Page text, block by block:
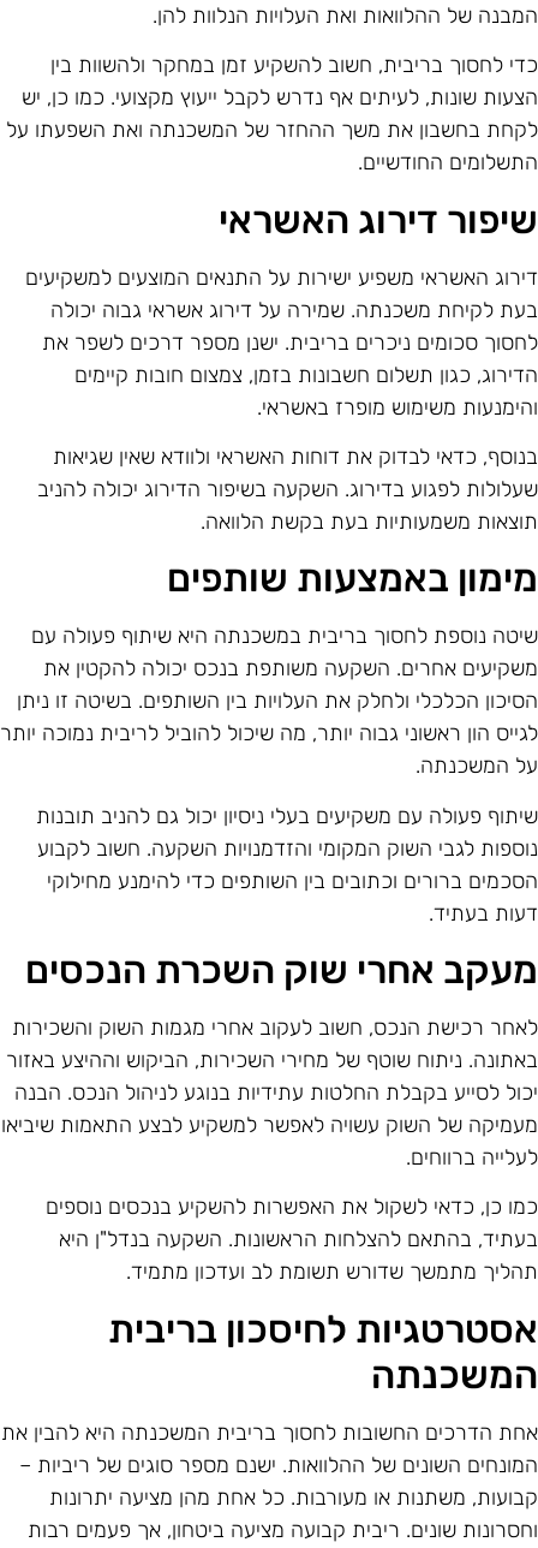
של ההלוואות ואת העלויות הנלוות להן.
לחסוך בריבית, חשוב להשקיע זמן במחקר ולהשוות בין
שונות, לעיתים אף נדרש לקבל ייעוץ מקצועי. כמו כן, יש
בחשבון את משך ההחזר של המשכנתה ואת השפעתו על
החודשיים.
דירוג האשראי
האשראי משפיע ישירות על התנאים המוצעים למשקיעים
לקיחת משכנתה. שמירה על דירוג אשראי גבוה יכולה
סכומים ניכרים בריבית. ישנן מספר דרכים לשפר את
כגון תשלום חשבונות בזמן, צמצום חובות קיימים
משימוש מופרז באשראי.
כדאי לבדוק את דוחות האשראי ולוודא שאין שגיאות
לפגוע בדירוג. השקעה בשיפור הדירוג יכולה להניב
משמעותיות בעת בקשת הלוואה.
באמצעות שותפים
נוספת לחסוך בריבית במשכנתה היא שיתוף פעולה עם
אחרים. השקעה משותפת בנכס יכולה להקטין את
הכלכלי ולחלק את העלויות בין השותפים. בשיטה זו ניתן
הון ראשוני גבוה יותר, מה שיכול להוביל לריבית נמוכה יותר
המשכנתה.
פעולה עם משקיעים בעלי ניסיון יכול גם להניב תובנות
לגבי השוק המקומי והזדמנויות השקעה. חשוב לקבוע
ברורים וכתובים בין השותפים כדי להימנע מחילוקי
בעתיד.
אחרי שוק השכרת הנכסים
רכישת הנכס, חשוב לעקוב אחרי מגמות השוק והשכירות
ניתוח שוטף של מחירי השכירות, הביקוש וההיצע באזור
לסייע בקבלת החלטות עתידיות בנוגע לניהול הנכס. הבנה
של השוק עשויה לאפשר למשקיע לבצע התאמות שיביאו
ברווחים.
כן, כדאי לשקול את האפשרות להשקיע בנכסים נוספים
בהתאם להצלחות הראשונות. השקעה בנדל"ן היא
מתמשך שדורש תשומת לב ועדכון מתמיד.
לחיסכון בריבית
הדרכים החשובות לחסוך בריבית המשכנתה היא להבין את
השונים של ההלוואות. ישנם מספר סוגים של ריביות –
משתנות או מעורבות. כל אחת מהן מציעה יתרונות
שונים. ריבית קבועה מציעה ביטחון, אך פעמים רבות